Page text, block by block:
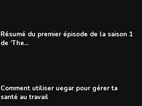
Résumé du premier épisode de la saison 1
de ‘The...
Comment utiliser uegar pour gérer ta
santé au travail